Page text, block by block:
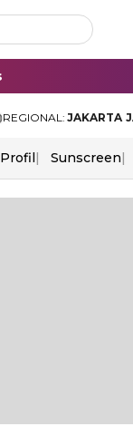
REGIONAL: JAKARTA
Profil Sunscreen